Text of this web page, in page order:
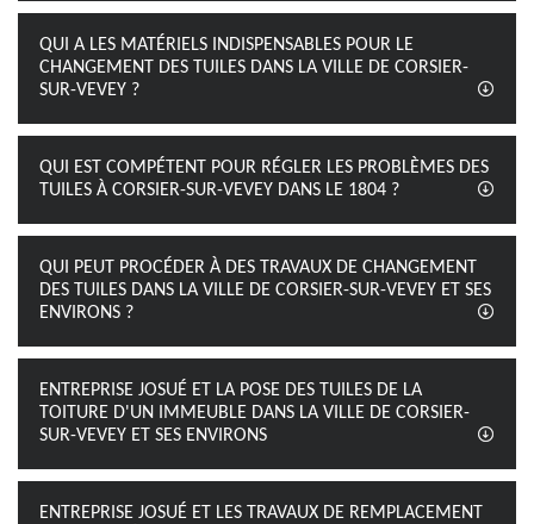
QUI A LES MATÉRIELS INDISPENSABLES POUR LE
CHANGEMENT DES TUILES DANS LA VILLE DE CORSIER-
SUR-VEVEY ?
QUI EST COMPÉTENT POUR RÉGLER LES PROBLÈMES DES
TUILES À CORSIER-SUR-VEVEY DANS LE 1804 ?
QUI PEUT PROCÉDER À DES TRAVAUX DE CHANGEMENT
DES TUILES DANS LA VILLE DE CORSIER-SUR-VEVEY ET SES
ENVIRONS ?
ENTREPRISE JOSUÉ ET LA POSE DES TUILES DE LA
TOITURE D'UN IMMEUBLE DANS LA VILLE DE CORSIER-
SUR-VEVEY ET SES ENVIRONS
ENTREPRISE JOSUÉ ET LES TRAVAUX DE REMPLACEMENT